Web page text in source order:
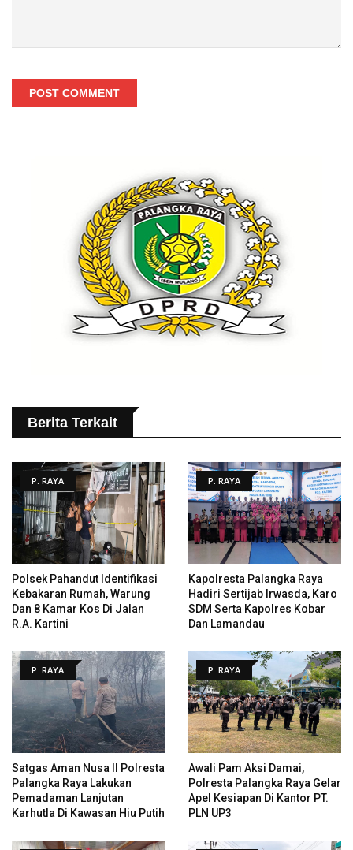
POST COMMENT
Berita Terkait
P. RAYA
Polsek Pahandut Identifikasi
Kebakaran Rumah, Warung
Dan 8 Kamar Kos Di Jalan
R.A. Kartini
P. RAYA
Kapolresta Palangka Raya
Hadiri Sertijab Irwasda, Karo
SDM Serta Kapolres Kobar
Dan Lamandau
P. RAYA
Satgas Aman Nusa II Polresta
Palangka Raya Lakukan
Pemadaman Lanjutan
Karhutla Di Kawasan Hiu Putih
P. RAYA
Awali Pam Aksi Damai,
Polresta Palangka Raya Gelar
Apel Kesiapan Di Kantor PT.
PLN UP3